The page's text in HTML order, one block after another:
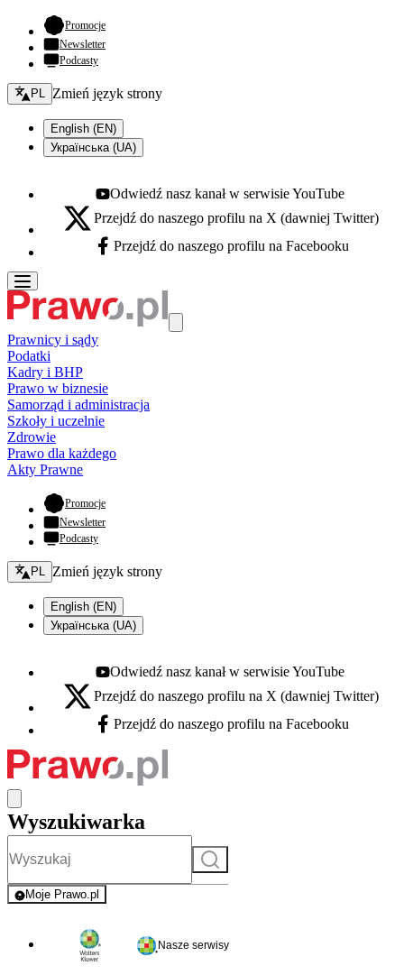
Promocje- otwiera się w nowej karcie
Newsletter
Podcasty
Zmień język - bieżący:
PL Zmień język strony
English (EN)
Українська (UA)
Youtube - otwiera się w nowej karcie
Odwiedź nasz kanał w serwisie YouTube
X - otwiera się w nowej karcie
Przejdź do naszego profilu na X (dawniej Twitter)
Facebook - otwiera się w nowej karcie
Przejdź do naszego profilu na Facebooku
Prawnicy i sądy
Podatki
Kadry i BHP
Prawo w biznesie
Samorząd i administracja
Szkoły i uczelnie
Zdrowie
Prawo dla każdego
Akty Prawne
Promocje- otwiera się w nowej karcie
Newsletter
Podcasty
Zmień język - bieżący:
PL Zmień język strony
English (EN)
Українська (UA)
Youtube - otwiera się w nowej karcie
Odwiedź nasz kanał w serwisie YouTube
X - otwiera się w nowej karcie
Przejdź do naszego profilu na X (dawniej Twitter)
Facebook - otwiera się w nowej karcie
Przejdź do naszego profilu na Facebooku
Wyszukiwarka
Szukaj
Moje Prawo.pl
- rejestracja i logowanie do serwisu
Nasze serwisy